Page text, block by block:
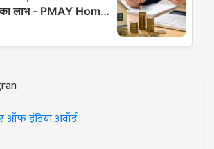
ऑफ इंडिया अवॉर्ड